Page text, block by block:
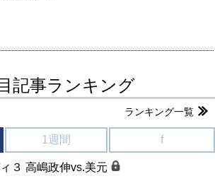
記事ランキング
ランキング一覧
1週間 f
３ 高嶋政伸vs.美元